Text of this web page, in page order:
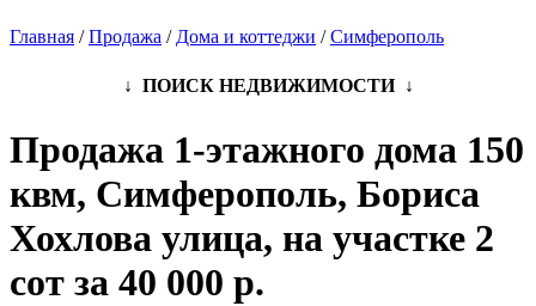
Главная /Продажа / Дома и коттеджи /Симферополь
↓ ПОИСК НЕДВИЖИМОСТИ ↓
Продажа 1-этажного дома 150
квм, Симферополь, Бориса
Хохлова улица, на участке 2
сот за 40 000 р.